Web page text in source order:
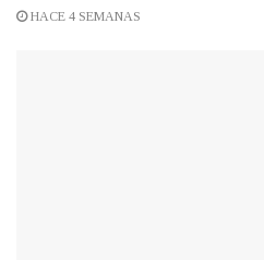
HACE 4 SEMANAS